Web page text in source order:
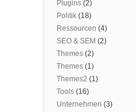
Plugins (2)
Politik (18)
Ressourcen (4)
SEO & SEM (2)
Themes (2)
Themes (1)
Themes2 (1)
Tools (16)
Unternehmen (3)